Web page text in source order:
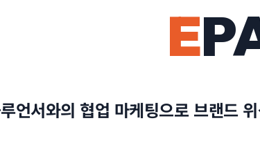
E
언서와의 협업 마케팅으로 브랜드